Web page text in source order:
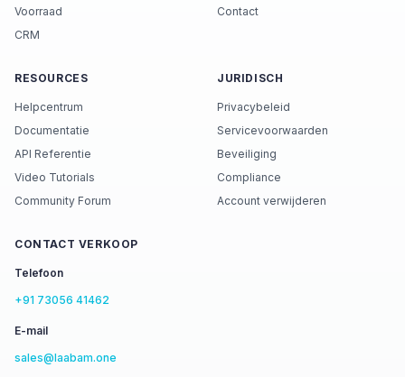
Voorraad
CRM
Contact
RESOURCES
Helpcentrum
Documentatie
API Referentie
Video Tutorials
Community Forum
JURIDISCH
Privacybeleid
Servicevoorwaarden
Beveiliging
Compliance
Account verwijderen
CONTACT VERKOOP
Telefoon
+91 73056 41462
E-mail
sales@laabam.one